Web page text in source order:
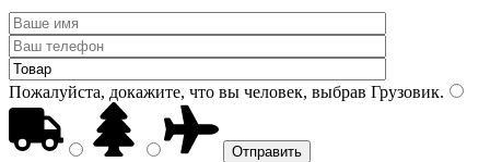
Пожалуйста, докажите, что вы человек, выбрав Грузовик.